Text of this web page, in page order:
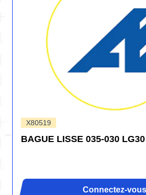
X80519
BAGUE LISSE 035-030
Connectez-vous